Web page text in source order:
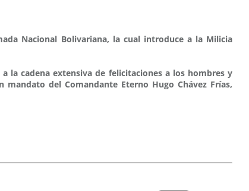
Nacional Bolivariana, la cual introduce a la Milicia
la cadena extensiva de felicitaciones a los hombres y
del Comandante Eterno Hugo Chávez Frías,